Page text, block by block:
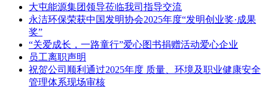
大屯能源集团领导莅临我司指导交流
永洁环保荣获中国发明协会2025年度“发明创业奖·成果
奖”
“关爱成长，一路童行”爱心图书捐赠活动爱心企业
员工离职声明
祝贺公司顺利通过2025年度 质量、环境及职业健康安全
管理体系现场审核